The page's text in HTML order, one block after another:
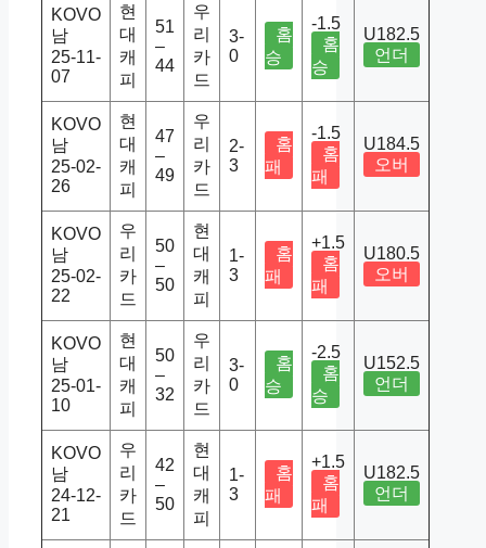
KOVO
남
25-11-
07
현
대
캐
피
51
–
44
우
리
카
드
3-
0
홈
승
-1.5
홈
승
U182.5
언더
KOVO
남
25-02-
26
현
대
캐
피
47
–
49
우
리
카
드
2-
3
홈
패
-1.5
홈
패
U184.5
오버
KOVO
남
25-02-
22
우
리
카
드
50
–
50
현
대
캐
피
1-
3
홈
패
+1.5
홈
패
U180.5
오버
KOVO
남
25-01-
10
현
대
캐
피
50
–
32
우
리
카
드
3-
0
홈
승
-2.5
홈
승
U152.5
언더
KOVO
남
24-12-
21
우
리
카
드
42
–
50
현
대
캐
피
1-
3
홈
패
+1.5
홈
패
U182.5
언더